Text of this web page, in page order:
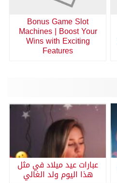
Bonus Game Slot
Machines | Boost Your
Wins with Exciting
Features
عبارات عيد ميلاد في مثل
هذا اليوم ولد الغالي